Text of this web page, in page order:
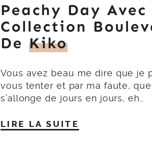
Peachy Day Avec
Collection
De Kiko
Vous avez beau me dire que je
vous tenter et par ma faute,
s’allonge de jours en jours, eh…
LIRE LA SUITE